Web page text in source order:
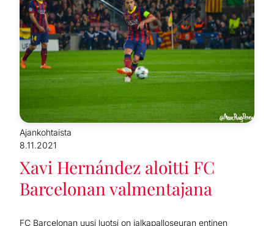
Ajankohtaista
8.11.2021
Xavi Hernández aloitti FC
Barcelonan valmentajana
FC Barcelonan uusi luotsi on jalkapalloseuran entinen